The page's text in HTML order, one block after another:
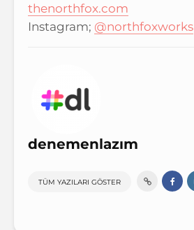
thenorthfox.com
Instagram; @northfoxworks
denemenlazım
TÜM YAZILARI GÖSTER